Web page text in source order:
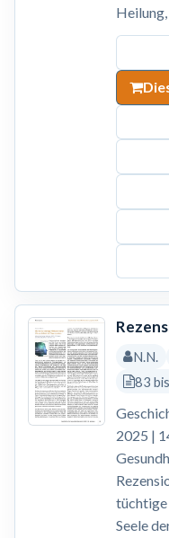
N.N.
83
2025 |
tüchtige
Seele